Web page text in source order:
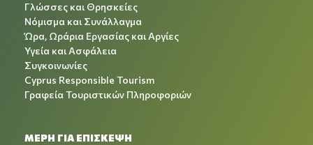
Γλώσσες και Θρησκείες
Νόμισμα και Συνάλλαγμα
Ώρα, Ωράρια Εργασίας και Αργίες
Υγεία και Ασφάλεια
Συγκοινωνίες
Cyprus Responsible Tourism
Γραφεία Τουριστικών Πληροφοριών
ΜΕΡΗ ΓΙΑ ΕΠΙΣΚΕΨΗ